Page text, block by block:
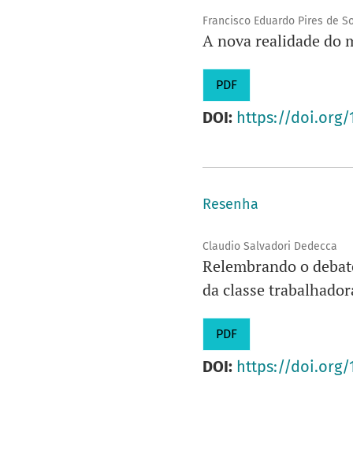
Francisco Eduardo Pires de
A nova realidade do
PDF
DOI: https://doi.org/
Resenha
Claudio Salvadori Dedecca
Relembrando o
da classe
PDF
DOI: https://doi.org/